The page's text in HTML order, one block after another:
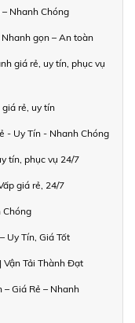
– Nhanh Chóng
gọn – An toàn
giá rẻ, uy tín, phục vụ
rẻ, uy tín
- Uy Tín - Nhanh Chóng
tín, phục vụ 24/7
giá rẻ, 24/7
Chóng
Uy Tín, Giá Tốt
Vận Tải Thành Đạt
– Giá Rẻ – Nhanh